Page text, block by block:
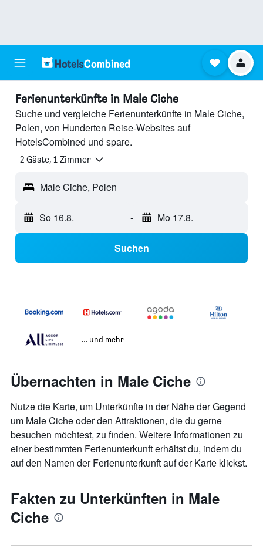
Ferienunterkünfte in Male Ciche
Suche und vergleiche Ferienunterkünfte in Male Ciche,
Polen, von Hunderten Reise-Websites auf
HotelsCombined und spare.
2 Gäste, 1 Zimmer
Male Ciche, Polen
So 16.8. - Mo 17.8.
Suchen
… und mehr
Übernachten in Male Ciche
Nutze die Karte, um Unterkünfte in der Nähe der Gegend
um Male Ciche oder den Attraktionen, die du gerne
besuchen möchtest, zu finden. Weitere Informationen zu
einer bestimmten Ferienunterkunft erhältst du, indem du
auf den Namen der Ferienunterkunft auf der Karte klickst.
Fakten zu Unterkünften in Male
Ciche